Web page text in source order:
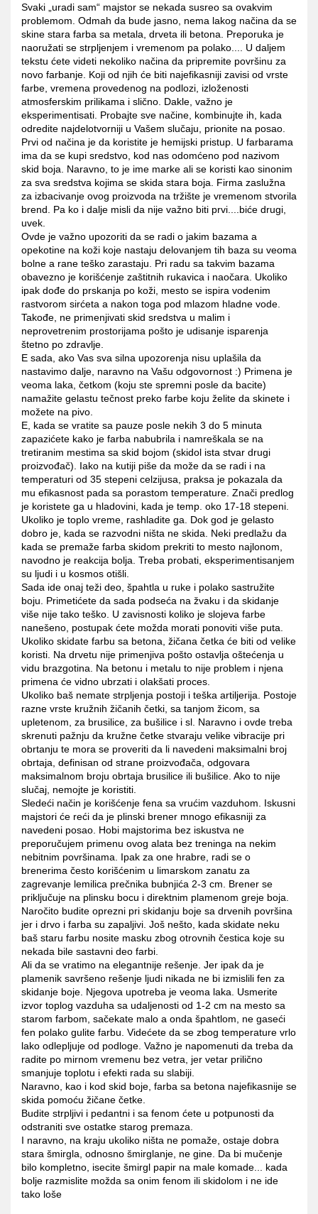
Svaki „uradi sam“ majstor se nekada susreo sa ovakvim
problemom. Odmah da bude jasno, nema lakog načina da se
skine stara farba sa metala, drveta ili betona. Preporuka je
naoružati se strpljenjem i vremenom pa polako.... U daljem
tekstu ćete videti nekoliko načina da pripremite površinu za
novo farbanje. Koji od njih će biti najefikasniji zavisi od vrste
farbe, vremena provedenog na podlozi, izloženosti
atmosferskim prilikama i slično. Dakle, važno je
eksperimentisati. Probajte sve načine, kombinujte ih, kada
odredite najdelotvorniji u Vašem slučaju, prionite na posao.
Prvi od načina je da koristite je hemijski pristup. U farbarama
ima da se kupi sredstvo, kod nas odomćeno pod nazivom
skid boja. Naravno, to je ime marke ali se koristi kao sinonim
za sva sredstva kojima se skida stara boja. Firma zaslužna
za izbacivanje ovog proizvoda na tržište je vremenom stvorila
brend. Pa ko i dalje misli da nije važno biti prvi....biće drugi,
uvek.
Ovde je važno upozoriti da se radi o jakim bazama a
opekotine na koži koje nastaju delovanjem tih baza su veoma
bolne a rane teško zarastaju. Pri radu sa takvim bazama
obavezno je korišćenje zaštitnih rukavica i naočara. Ukoliko
ipak dođe do prskanja po koži, mesto se ispira vodenim
rastvorom sirćeta a nakon toga pod mlazom hladne vode.
Takođe, ne primenjivati skid sredstva u malim i
neprovetrenim prostorijama pošto je udisanje isparenja
štetno po zdravlje.
E sada, ako Vas sva silna upozorenja nisu uplašila da
nastavimo dalje, naravno na Vašu odgovornost :) Primena je
veoma laka, četkom (koju ste spremni posle da bacite)
namažite gelastu tečnost preko farbe koju želite da skinete i
možete na pivo.
E, kada se vratite sa pauze posle nekih 3 do 5 minuta
zapazićete kako je farba nabubrila i namreškala se na
tretiranim mestima sa skid bojom (skidol ista stvar drugi
proizvođač). Iako na kutiji piše da može da se radi i na
temperaturi od 35 stepeni celzijusa, praksa je pokazala da
mu efikasnost pada sa porastom temperature. Znači predlog
je koristete ga u hladovini, kada je temp. oko 17-18 stepeni.
Ukoliko je toplo vreme, rashladite ga. Dok god je gelasto
dobro je, kada se razvodni ništa ne skida. Neki predlažu da
kada se premaže farba skidom prekriti to mesto najlonom,
navodno je reakcija bolja. Treba probati, eksperimentisanjem
su ljudi i u kosmos otišli.
Sada ide onaj teži deo, špahtla u ruke i polako sastružite
boju. Primetićete da sada podseća na žvaku i da skidanje
više nije tako teško. U zavisnosti koliko je slojeva farbe
nanešeno, postupak ćete možda morati ponoviti više puta.
Ukoliko skidate farbu sa betona, žičana četka će biti od velike
koristi. Na drvetu nije primenjiva pošto ostavlja oštećenja u
vidu brazgotina. Na betonu i metalu to nije problem i njena
primena će vidno ubrzati i olakšati proces.
Ukoliko baš nemate strpljenja postoji i teška artiljerija. Postoje
razne vrste kružnih žičanih četki, sa tanjom žicom, sa
upletenom, za brusilice, za bušilice i sl. Naravno i ovde treba
skrenuti pažnju da kružne četke stvaraju velike vibracije pri
obrtanju te mora se proveriti da li navedeni maksimalni broj
obrtaja, definisan od strane proizvođača, odgovara
maksimalnom broju obrtaja brusilice ili bušilice. Ako to nije
slučaj, nemojte je koristiti.
Sledeći način je korišćenje fena sa vrućim vazduhom. Iskusni
majstori će reći da je plinski brener mnogo efikasniji za
navedeni posao. Hobi majstorima bez iskustva ne
preporučujem primenu ovog alata bez treninga na nekim
nebitnim površinama. Ipak za one hrabre, radi se o
brenerima često korišćenim u limarskom zanatu za
zagrevanje lemilica prečnika bubnjića 2-3 cm. Brener se
priključuje na plinsku bocu i direktnim plamenom greje boja.
Naročito budite oprezni pri skidanju boje sa drvenih površina
jer i drvo i farba su zapaljivi. Još nešto, kada skidate neku
baš staru farbu nosite masku zbog otrovnih čestica koje su
nekada bile sastavni deo farbi.
Ali da se vratimo na elegantnije rešenje. Jer ipak da je
plamenik savršeno rešenje ljudi nikada ne bi izmislili fen za
skidanje boje. Njegova upotreba je veoma laka. Usmerite
izvor toplog vazduha sa udaljenosti od 1-2 cm na mesto sa
starom farbom, sačekate malo a onda špahtlom, ne gaseći
fen polako gulite farbu. Videćete da se zbog temperature vrlo
lako odlepljuje od podloge. Važno je napomenuti da treba da
radite po mirnom vremenu bez vetra, jer vetar prilično
smanjuje toplotu i efekti rada su slabiji.
Naravno, kao i kod skid boje, farba sa betona najefikasnije se
skida pomoću žičane četke.
Budite strpljivi i pedantni i sa fenom ćete u potpunosti da
odstraniti sve ostatke starog premaza.
I naravno, na kraju ukoliko ništa ne pomaže, ostaje dobra
stara šmirgla, odnosno šmirglanje, ne gine. Da bi mučenje
bilo kompletno, isecite šmirgl papir na male komade... kada
bolje razmislite možda sa onim fenom ili skidolom i ne ide
tako loše